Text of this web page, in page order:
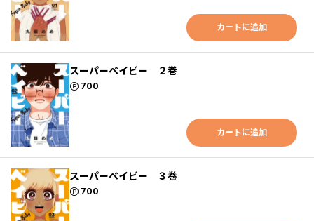
カートに追加
スーパーベイビー ２巻
700
ポイント
カートに追加
スーパーベイビー ３巻
700
ポイント